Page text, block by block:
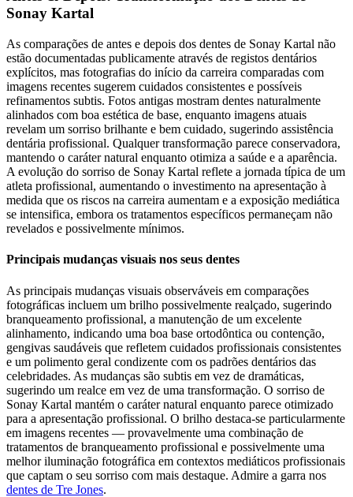
Sonay Kartal
As comparações de antes e depois dos dentes de Sonay Kartal não
estão documentadas publicamente através de registos dentários
explícitos, mas fotografias do início da carreira comparadas com
imagens recentes sugerem cuidados consistentes e possíveis
refinamentos subtis. Fotos antigas mostram dentes naturalmente
alinhados com boa estética de base, enquanto imagens atuais
revelam um sorriso brilhante e bem cuidado, sugerindo assistência
dentária profissional. Qualquer transformação parece conservadora,
mantendo o caráter natural enquanto otimiza a saúde e a aparência.
A evolução do sorriso de Sonay Kartal reflete a jornada típica de um
atleta profissional, aumentando o investimento na apresentação à
medida que os riscos na carreira aumentam e a exposição mediática
se intensifica, embora os tratamentos específicos permaneçam não
revelados e possivelmente mínimos.
Principais mudanças visuais nos seus dentes
As principais mudanças visuais observáveis em comparações
fotográficas incluem um brilho possivelmente realçado, sugerindo
branqueamento profissional, a manutenção de um excelente
alinhamento, indicando uma boa base ortodôntica ou contenção,
gengivas saudáveis que refletem cuidados profissionais consistentes
e um polimento geral condizente com os padrões dentários das
celebridades. As mudanças são subtis em vez de dramáticas,
sugerindo um realce em vez de uma transformação. O sorriso de
Sonay Kartal mantém o caráter natural enquanto parece otimizado
para a apresentação profissional. O brilho destaca-se particularmente
em imagens recentes — provavelmente uma combinação de
tratamentos de branqueamento profissional e possivelmente uma
melhor iluminação fotográfica em contextos mediáticos profissionais
que captam o seu sorriso com mais destaque. Admire a garra nos
dentes de Tre Jones.